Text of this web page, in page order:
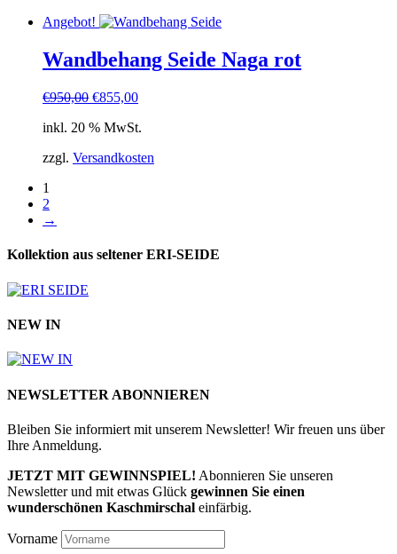
Angebot!
Wandbehang Seide Naga rot
€950,00 Ursprünglicher
war:
€855,00Aktueller
ist:
inkl. 20 % MwSt.
zzgl. Versandkosten
1
2
→
Kollektion aus seltener ERI-SEIDE
NEW IN
NEWSLETTER ABONNIEREN
Bleiben Sie informiert mit unserem Newsletter! Wir freuen uns über
Ihre Anmeldung.
JETZT MIT GEWINNSPIEL! Abonnieren Sie unseren
Newsletter und mit etwas Glück gewinnen Sie einen
wunderschönen Kaschmirschal einfärbig.
Vorname